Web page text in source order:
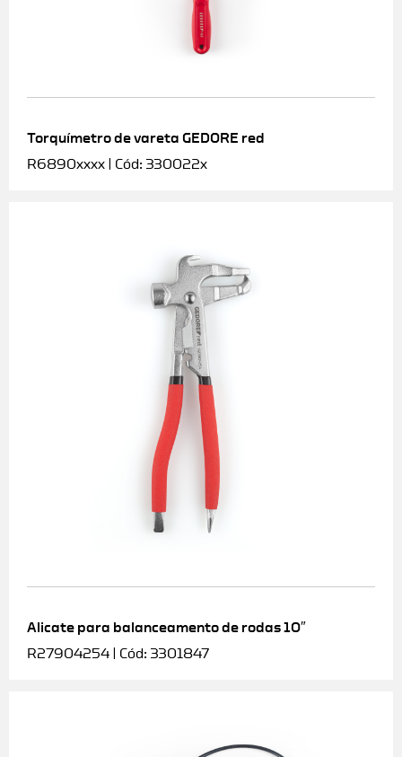
Torquímetro de vareta GEDORE red
R6890xxxx | Cód: 330022x
Alicate para balanceamento de rodas 10″
R27904254 | Cód: 3301847